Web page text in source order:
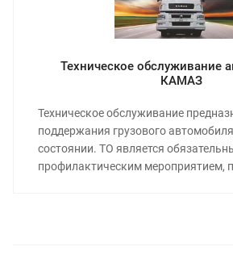
Техническое обслуживание
КАМАЗ
Техническое обслуживание
поддержания грузового
состоянии. ТО является
профилактическим мероприятием,